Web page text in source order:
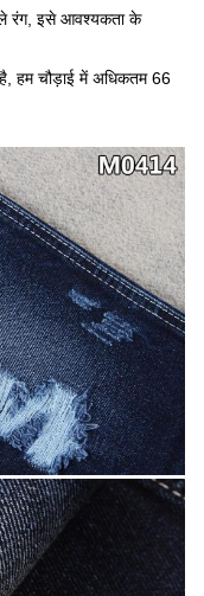
रंग, इसे आवश्यकता के
हम चौड़ाई में अधिकतम 66